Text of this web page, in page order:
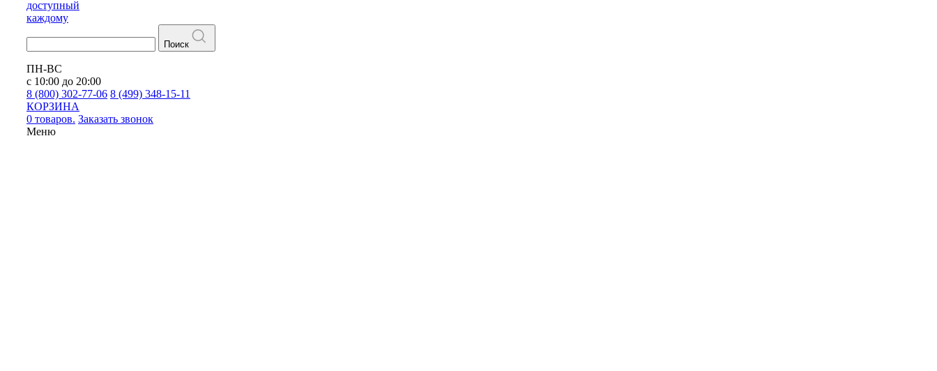
доступный
каждому
Поиск
ПН-ВС
с 10:00 до 20:00
8 (800) 302-77-06 8 (499) 348-15-11
КОРЗИНА
0 товаров. Заказать звонок
Меню